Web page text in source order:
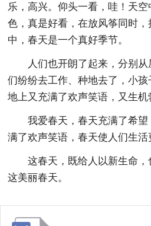
乐，高兴。仰头一看，哇！天
色，真是好看，在放风筝同时
中，春天是一个真好季节。
人们也开朗了起来，分别
们纷纷去工作、种地去了，小
地上又充满了欢声笑语，又生机
我爱春天，春天充满了希
满了欢声笑语，春天使人们生
这春天，既给人以新生命
这美丽春天。